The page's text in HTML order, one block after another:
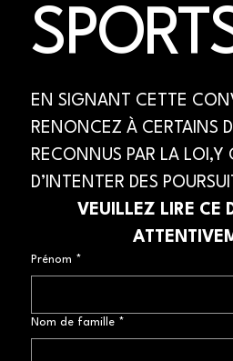
EN SIGNANT CETTE
RENONCEZ À CERTAINS
RECONNUS PAR LA LOI,Y
D’INTENTER DES
VEUILLEZ LIRE CE
Prénom *
Nom de famille *